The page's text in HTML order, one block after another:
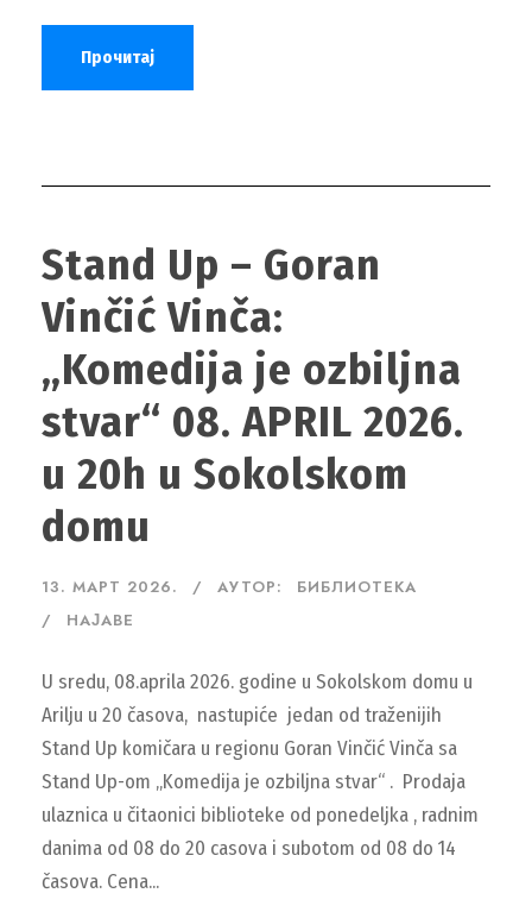
Прочитај
Stand Up – Goran
Vinčić Vinča:
„Komedija je ozbiljna
stvar“ 08. APRIL 2026.
u 20h u Sokolskom
domu
13. МАРТ 2026. АУТОР:
БИБЛИОТЕКА
НАЈАВЕ
U sredu, 08.aprila 2026. godine u Sokolskom domu u
Arilju u 20 časova, nastupiće jedan od traženijih
Stand Up komičara u regionu Goran Vinčić Vinča sa
Stand Up-om „Komedija je ozbiljna stvar“ . Prodaja
ulaznica u čitaonici biblioteke od ponedeljka , radnim
danima od 08 do 20 casova i subotom od 08 do 14
časova. Cena...